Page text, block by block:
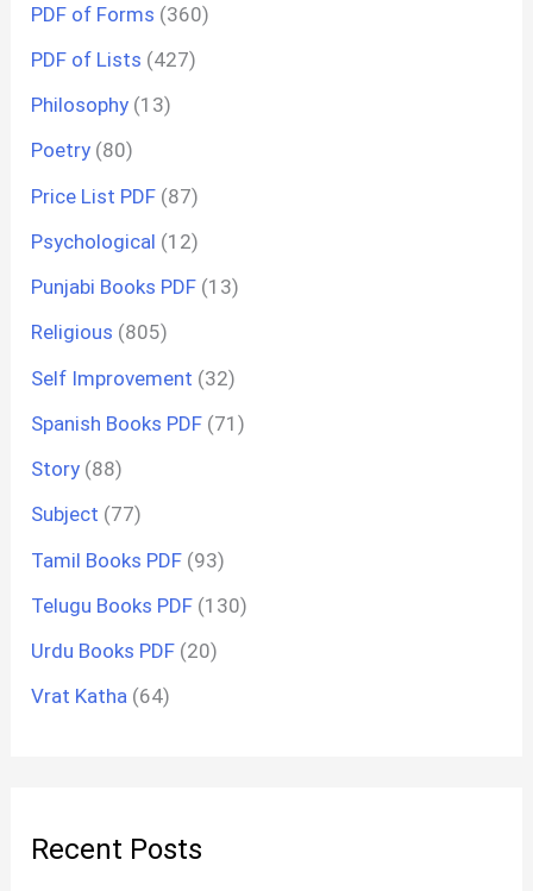
PDF of Forms (360)
PDF of Lists (427)
Philosophy (13)
Poetry (80)
Price List PDF (87)
Psychological (12)
Punjabi Books PDF (13)
Religious (805)
Self Improvement (32)
Spanish Books PDF (71)
Story (88)
Subject (77)
Tamil Books PDF (93)
Telugu Books PDF (130)
Urdu Books PDF (20)
Vrat Katha (64)
Recent Posts